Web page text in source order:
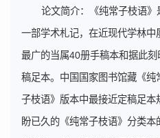
论文简介：《纯常子枝语
一部学术札记，在近现代学林
最广的当属40册手稿本和据此
稿足本。中国国家图书馆藏《
子枝语》版本中最接近定稿足
盼已久的《纯常子枝语》分类